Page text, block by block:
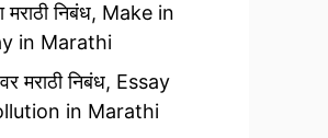
मराठी निबंध, Make in
in Marathi
मराठी निबंध, Essay
in Marathi